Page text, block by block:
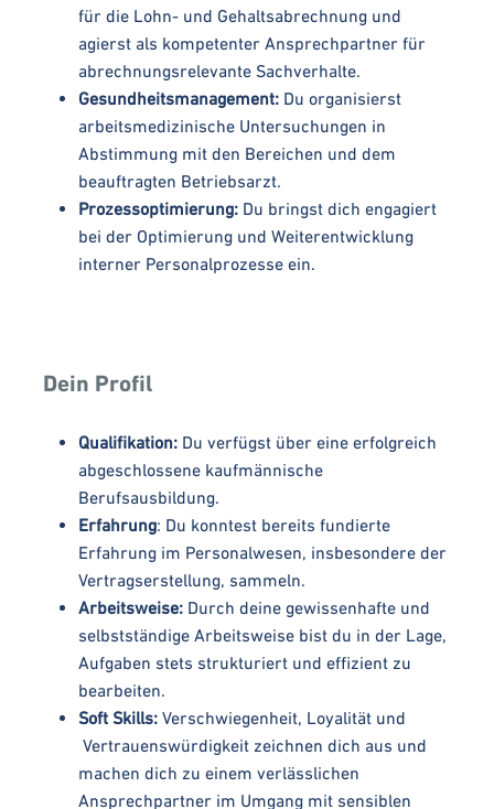
für die Lohn- und Gehaltsabrechnung und
agierst als kompetenter Ansprechpartner für
abrechnungsrelevante Sachverhalte.
Gesundheitsmanagement: Du organisierst
arbeitsmedizinische Untersuchungen in
Abstimmung mit den Bereichen und dem
beauftragten Betriebsarzt.
Prozessoptimierung: Du bringst dich engagiert
bei der Optimierung und Weiterentwicklung
interner Personalprozesse ein.
Dein Profil
Qualifikation: Du verfügst über eine erfolgreich
abgeschlossene kaufmännische
Berufsausbildung.
Erfahrung: Du konntest bereits fundierte
Erfahrung im Personalwesen, insbesondere der
Vertragserstellung, sammeln.
Arbeitsweise: Durch deine gewissenhafte und
selbstständige Arbeitsweise bist du in der Lage,
Aufgaben stets strukturiert und effizient zu
bearbeiten.
Soft Skills: Verschwiegenheit, Loyalität und
Vertrauenswürdigkeit zeichnen dich aus und
machen dich zu einem verlässlichen
Ansprechpartner im Umgang mit sensiblen